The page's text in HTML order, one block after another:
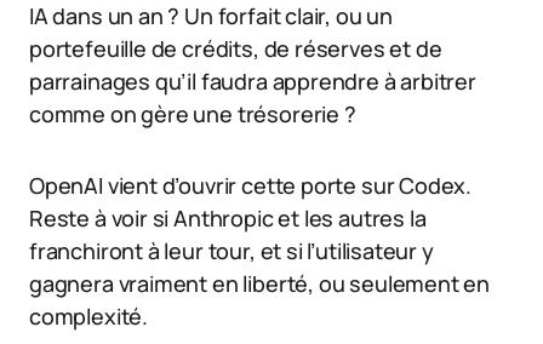
IA dans un an ? Un forfait clair, ou un
portefeuille de crédits, de réserves et de
parrainages qu’il faudra apprendre à arbitrer
comme on gère une trésorerie ?
OpenAI vient d’ouvrir cette porte sur Codex.
Reste à voir si Anthropic et les autres la
franchiront à leur tour, et si l’utilisateur y
gagnera vraiment en liberté, ou seulement en
complexité.